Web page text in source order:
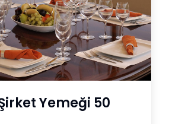
Yemeği 50